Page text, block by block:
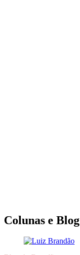
Colunas e Blog